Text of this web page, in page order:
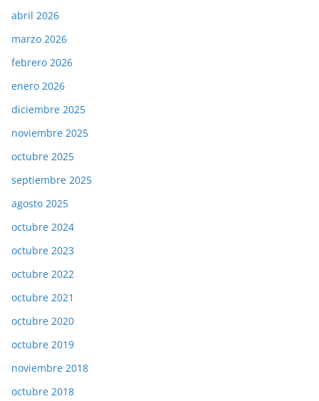
abril 2026
marzo 2026
febrero 2026
enero 2026
diciembre 2025
noviembre 2025
octubre 2025
septiembre 2025
agosto 2025
octubre 2024
octubre 2023
octubre 2022
octubre 2021
octubre 2020
octubre 2019
noviembre 2018
octubre 2018